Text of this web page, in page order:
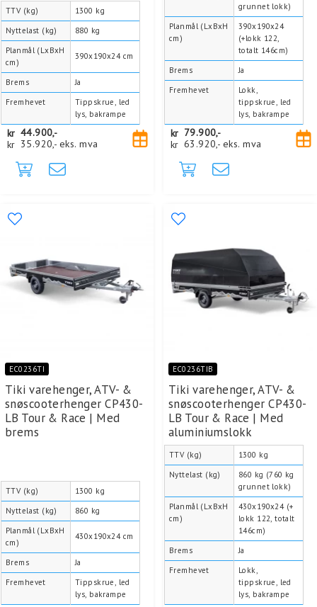
TTV (kg)
1300 kg
Nyttelast (kg)
880 kg
Planmål (LxBxH
cm)
390x190x24 cm
Brems
Ja
Fremhevet
Tippskrue, led
lys, bakrampe
kr 44.900,-
kr 35.920,- eks. mva
grunnet lokk)
Planmål (LxBxH
cm)
390x190x24
(+lokk 122,
totalt 146cm)
Brems
Ja
Fremhevet
Lokk,
tippskrue, led
lys, bakrampe
kr 79.900,-
kr 63.920,- eks. mva
EC0236TI
Tiki varehenger, ATV- &
snøscooterhenger CP430-
LB Tour & Race | Med
brems
TTV (kg)
1300 kg
Nyttelast (kg)
860 kg
Planmål (LxBxH
cm)
430x190x24 cm
Brems
Ja
Fremhevet
Tippskrue, led
lys, bakrampe
EC0236TIB
Tiki varehenger, ATV- &
snøscooterhenger CP430-
LB Tour & Race | Med
aluminiumslokk
TTV (kg)
1300 kg
Nyttelast (kg)
860 kg (760 kg
grunnet lokk)
Planmål (LxBxH
cm)
430x190x24 (+
lokk 122, totalt
146cm)
Brems
Ja
Fremhevet
Lokk,
tippskrue, led
lys, bakrampe